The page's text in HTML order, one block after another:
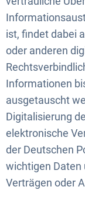
ist, findet dabei
oder anderen
Informationen
ausgetauscht
Digitalisierung
elektronische
der Deutschen
wichtigen Daten
Verträgen oder